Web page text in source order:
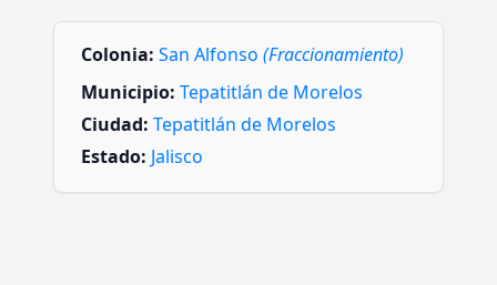
Colonia: San Alfonso (Fraccionamiento)
Municipio: Tepatitlán de Morelos
Ciudad: Tepatitlán de Morelos
Estado: Jalisco